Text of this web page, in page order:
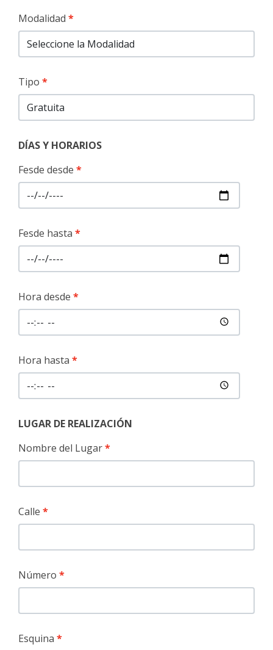
Modalidad
Tipo
DÍAS Y HORARIOS
Fesde desde
Fesde hasta
Hora desde
Hora hasta
LUGAR DE REALIZACIÓN
Nombre del Lugar
Calle
Número
Esquina